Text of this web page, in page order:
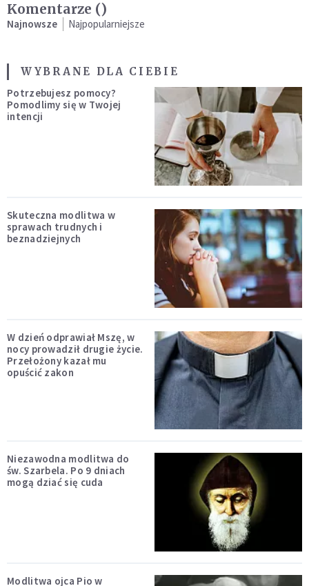
Komentarze ()
Najnowsze Najpopularniejsze
WYBRANE DLA CIEBIE
Potrzebujesz pomocy?
Pomodlimy się w Twojej
intencji
Skuteczna modlitwa w
sprawach trudnych i
beznadziejnych
W dzień odprawiał Mszę, w
nocy prowadził drugie życie.
Przełożony kazał mu
opuścić zakon
Niezawodna modlitwa do
św. Szarbela. Po 9 dniach
mogą dziać się cuda
Modlitwa ojca Pio w